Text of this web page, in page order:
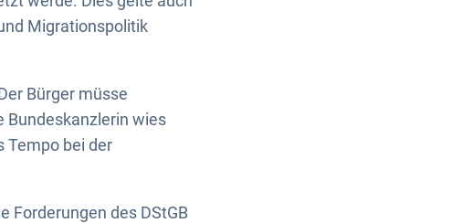
Migrationspolitik
Bürger müsse
Bundeskanzlerin wies
Tempo bei der
Forderungen des DStGB